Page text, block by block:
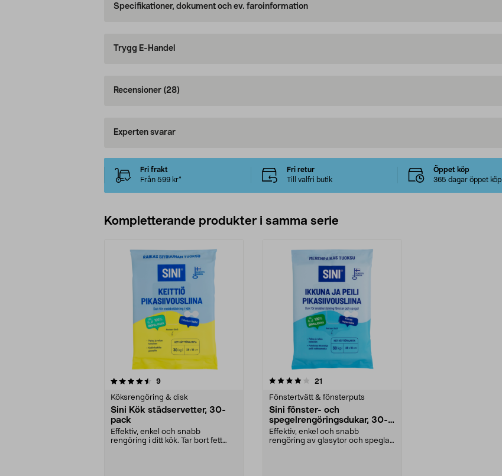
Specifikationer, dokument och ev. faroinformation
Trygg E-Handel
Recensioner (28)
Experten svarar
Fri frakt
Från 599 kr*
Fri retur
Till valfri butik
Öppet köp
365 dagar öppet köp
Kompletterande produkter i samma serie
9recensioner
Köksrengöring & disk
Sini Kök städservetter, 30-
pack
Effektiv, enkel och snabb
rengöring i ditt kök. Tar bort fett
4.0av 5 stjärnor 21
Fönstertvätt & fönsterputs
Sini fönster- och
spegelrengöringsdukar, 30-
pack
Effektiv, enkel och snabb
rengöring av glasytor och speglar.